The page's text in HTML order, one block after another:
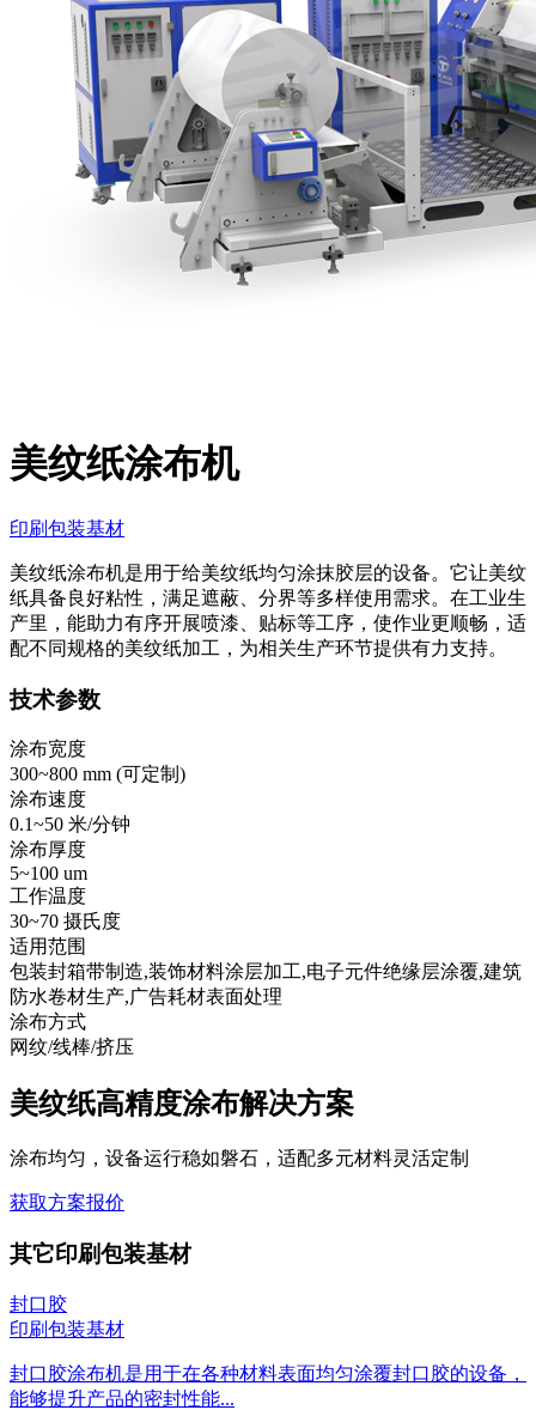
美纹纸涂布机
印刷包装基材
美纹纸涂布机是用于给美纹纸均匀涂抹胶层的设备。它让美纹
纸具备良好粘性，满足遮蔽、分界等多样使用需求。在工业生
产里，能助力有序开展喷漆、贴标等工序，使作业更顺畅，适
配不同规格的美纹纸加工，为相关生产环节提供有力支持。
技术参数
涂布宽度
300~800 mm (可定制 )
涂布速度
0.1~50 米/分钟
涂布厚度
5~100 um
工作温度
30~70 摄氏度
适用范围
包装封箱带制造,装饰材料涂层加工,电子元件绝缘层涂覆,建筑
防水卷材生产,广告耗材表面处理
涂布方式
网纹/线棒/挤压
美纹纸高精度涂布解决方案
涂布均匀，设备运行稳如磐石，适配多元材料灵活定制
获取方案报价
其它印刷包装基材
封口胶
印刷包装基材
封口胶涂布机是用于在各种材料表面均匀涂覆封口胶的设备，
能够提升产品的密封性能...